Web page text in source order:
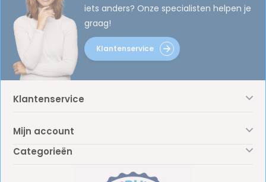
iets anders? Onze specialisten helpen je
graag!
Klantenservice
Klantenservice
Mijn account
Categorieën